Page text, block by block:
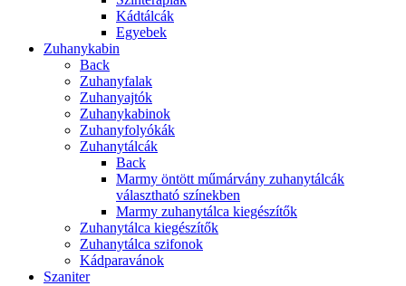
Kádtálcák
Egyebek
Zuhanykabin
Back
Zuhanyfalak
Zuhanyajtók
Zuhanykabinok
Zuhanyfolyókák
Zuhanytálcák
Back
Marmy öntött műmárvány zuhanytálcák
választható színekben
Marmy zuhanytálca kiegészítők
Zuhanytálca kiegészítők
Zuhanytálca szifonok
Kádparavánok
Szaniter